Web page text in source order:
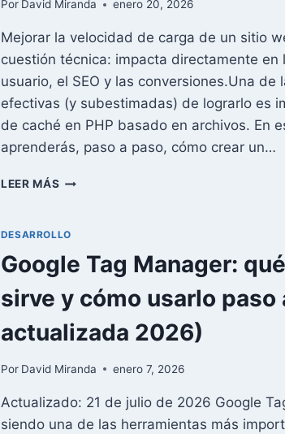
Por David Miranda enero 20, 2026
Mejorar la velocidad de carga de un sitio
cuestión técnica: impacta directamente en
usuario, el SEO y las conversiones.Una de
efectivas (y subestimadas) de lograrlo es
de caché en PHP basado en archivos. En
aprenderás, paso a paso, cómo crear un…
LEER MÁS CÓMO
SISTEMA
CACHÉ
PHP
Y
PARA
TU
SITIO
DESARROLLO
Google Tag Manager:
sirve y cómo usarlo paso
actualizada 2026)
Por David Miranda enero 7, 2026
Actualizado: 21 de julio de 2026 Google
siendo una de las herramientas más